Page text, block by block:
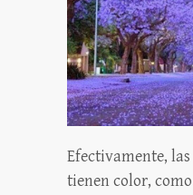
Efectivamente,
tienen color,